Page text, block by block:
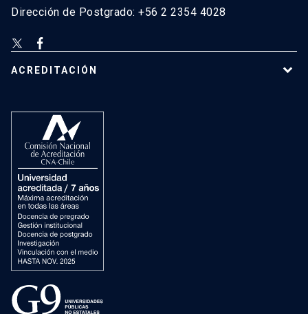
Dirección de Postgrado: +56 2 2354 4028
ACREDITACIÓN